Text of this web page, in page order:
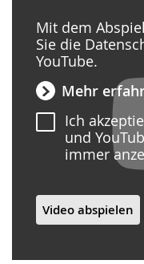
Mit dem
Sie die
YouTube.
Mehr
Ich
und
immer
Video abspielen